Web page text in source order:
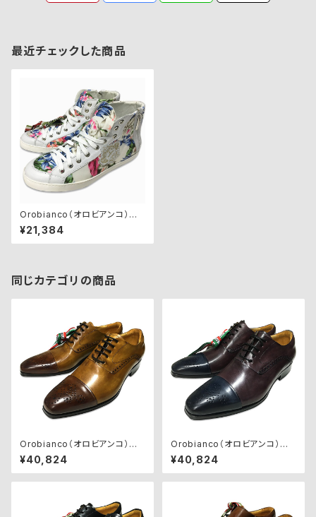
最近チェックした商品
Orobianco（オロビアンコ）ス
ニーカー【TREVISO】 FRANCE
SCA BIANCO
¥21,384
同じカテゴリの商品
Orobianco（オロビアンコ）ビ
ジネスシューズ【MONZA】BRA
NDY/TAN
¥40,824
Orobianco（オロビアンコ）ビ
ジネスシューズ【MONZA】BL
U/BORDO
¥40,824